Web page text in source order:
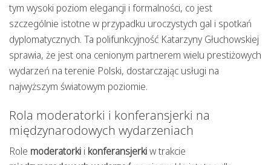
tym wysoki poziom elegancji i formalności, co jest
szczególnie istotne w przypadku uroczystych gal i spotkań
dyplomatycznych. Ta polifunkcyjność Katarzyny Głuchowskiej
sprawia, że jest ona cenionym partnerem wielu prestiżowych
wydarzeń na terenie Polski, dostarczając usługi na
najwyższym światowym poziomie.
Rola moderatorki i konferansjerki na
międzynarodowych wydarzeniach
Role moderatorki i konferansjerkiw trakcie